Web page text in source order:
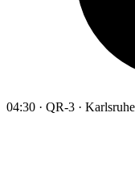
04:30 · QR-3 ·